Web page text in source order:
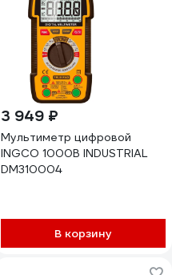
3 949 ₽
Мультиметр цифровой
INGCO 1000В INDUSTRIAL
DM310004
В корзину